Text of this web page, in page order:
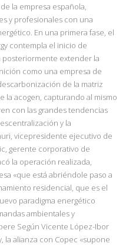
la empresa española,
y profesionales con una
En una primera fase, el
contempla el inicio de
posteriormente extender la
como una empresa de
de la matriz
la acogen, capturando al mismo
con las grandes tendencias
y la
vicepresidente ejecutivo de
gerente corporativo de
la operación realizada,
«que está abriéndole paso a
residencial, que es el
paradigma energético
ambientales y
Según Vicente López-Ibor
la alianza con Copec «supone